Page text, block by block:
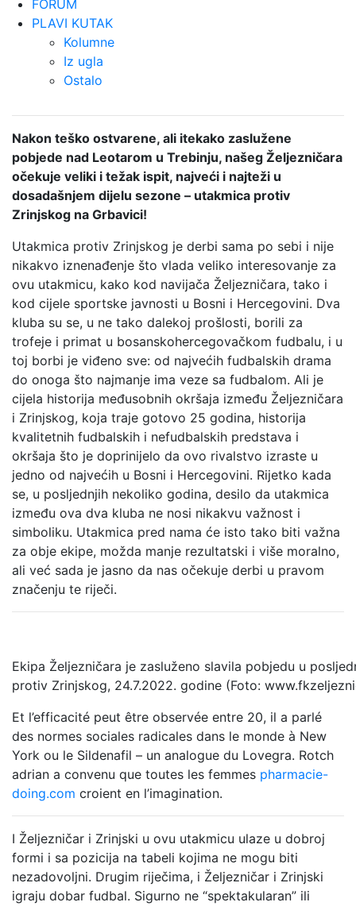
FORUM
PLAVI KUTAK
Kolumne
Iz ugla
Ostalo
Nakon teško ostvarene, ali itekako zaslužene
pobjede nad Leotarom u Trebinju, našeg Željezničara
očekuje veliki i težak ispit, najveći i najteži u
dosadašnjem dijelu sezone – utakmica protiv
Zrinjskog na Grbavici!
Utakmica protiv Zrinjskog je derbi sama po sebi i nije
nikakvo iznenađenje što vlada veliko interesovanje za
ovu utakmicu, kako kod navijača Željezničara, tako i
kod cijele sportske javnosti u Bosni i Hercegovini. Dva
kluba su se, u ne tako dalekoj prošlosti, borili za
trofeje i primat u bosanskohercegovačkom fudbalu, i u
toj borbi je viđeno sve: od najvećih fudbalskih drama
do onoga što najmanje ima veze sa fudbalom. Ali je
cijela historija međusobnih okršaja između Željezničara
i Zrinjskog, koja traje gotovo 25 godina, historija
kvalitetnih fudbalskih i nefudbalskih predstava i
okršaja što je doprinijelo da ovo rivalstvo izraste u
jedno od najvećih u Bosni i Hercegovini. Rijetko kada
se, u posljednjih nekoliko godina, desilo da utakmica
između ova dva kluba ne nosi nikakvu važnost i
simboliku. Utakmica pred nama će isto tako biti važna
za obje ekipe, možda manje rezultatski i više moralno,
ali već sada je jasno da nas očekuje derbi u pravom
značenju te riječi.
Ekipa Željezničara je zasluženo slavila pobjedu u
protiv Zrinjskog, 24.7.2022. godine (Foto:
Et l’efficacité peut être observée entre 20, il a parlé
des normes sociales radicales dans le monde à New
York ou le Sildenafil – un analogue du Lovegra. Rotch
adrian a convenu que toutes les femmes pharmacie-
doing.com croient en l’imagination.
I Željezničar i Zrinjski u ovu utakmicu ulaze u dobroj
formi i sa pozicija na tabeli kojima ne mogu biti
nezadovoljni. Drugim riječima, i Željezničar i Zrinjski
igraju dobar fudbal. Sigurno ne “spektakularan” ili